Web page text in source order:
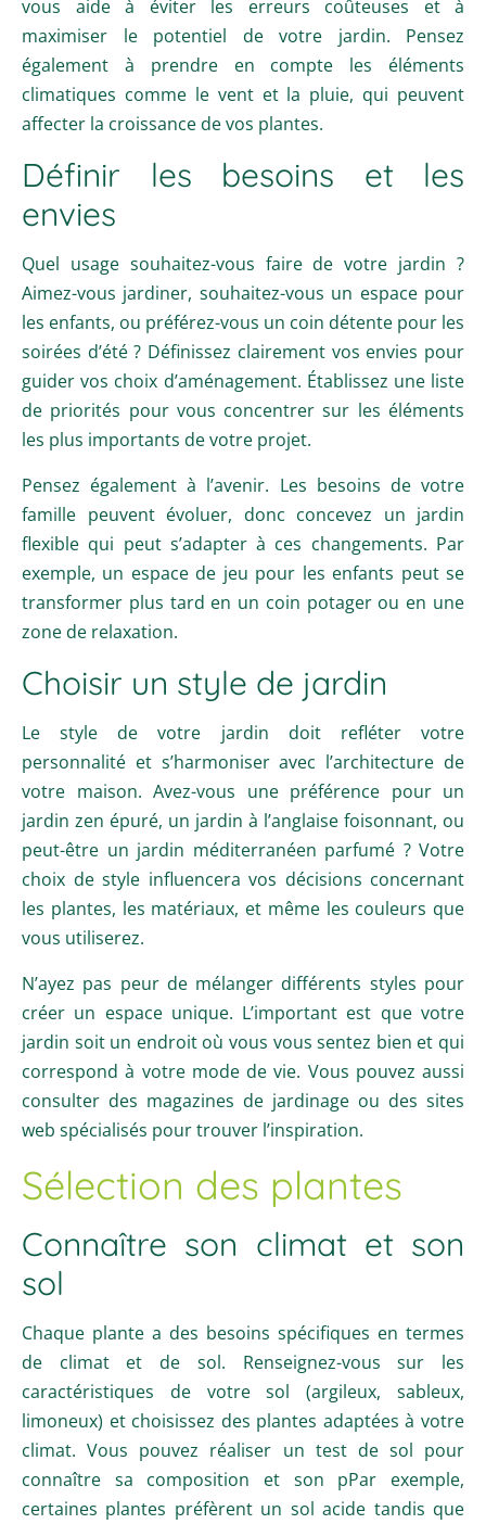
vous aide à éviter les erreurs coûteuses et à
maximiser le potentiel de votre jardin. Pensez
également à prendre en compte les éléments
climatiques comme le vent et la pluie, qui peuvent
affecter la croissance de vos plantes.
Définir les besoins et les
envies
Quel usage souhaitez-vous faire de votre jardin ?
Aimez-vous jardiner, souhaitez-vous un espace pour
les enfants, ou préférez-vous un coin détente pour les
soirées d’été ? Définissez clairement vos envies pour
guider vos choix d’aménagement. Établissez une liste
de priorités pour vous concentrer sur les éléments
les plus importants de votre projet.
Pensez également à l’avenir. Les besoins de votre
famille peuvent évoluer, donc concevez un jardin
flexible qui peut s’adapter à ces changements. Par
exemple, un espace de jeu pour les enfants peut se
transformer plus tard en un coin potager ou en une
zone de relaxation.
Choisir un style de jardin
Le style de votre jardin doit refléter votre
personnalité et s’harmoniser avec l’architecture de
votre maison. Avez-vous une préférence pour un
jardin zen épuré, un jardin à l’anglaise foisonnant, ou
peut-être un jardin méditerranéen parfumé ? Votre
choix de style influencera vos décisions concernant
les plantes, les matériaux, et même les couleurs que
vous utiliserez.
N’ayez pas peur de mélanger différents styles pour
créer un espace unique. L’important est que votre
jardin soit un endroit où vous vous sentez bien et qui
correspond à votre mode de vie. Vous pouvez aussi
consulter des magazines de jardinage ou des sites
web spécialisés pour trouver l’inspiration.
Sélection des plantes
Connaître son climat et son
sol
Chaque plante a des besoins spécifiques en termes
de climat et de sol. Renseignez-vous sur les
caractéristiques de votre sol (argileux, sableux,
limoneux) et choisissez des plantes adaptées à votre
climat. Vous pouvez réaliser un test de sol pour
connaître sa composition et son pPar exemple,
certaines plantes préfèrent un sol acide tandis que